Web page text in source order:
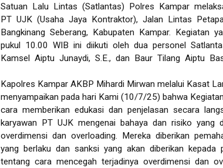
Satuan Lalu Lintas (Satlantas) Polres Kampar
PT UJK (Usaha Jaya Kontraktor), Jalan Lintas
Bangkinang Seberang, Kabupaten Kampar. Kegiatan
pukul 10.00 WIB ini diikuti oleh dua personel
Kamsel Aiptu Junaydi, S.E., dan Baur Tilang Aiptu
Kapolres Kampar AKBP Mihardi Mirwan melalui Kasat
menyampaikan pada hari Kami (10/7/25) bahwa
cara memberikan edukasi dan penjelasan secara
karyawan PT UJK mengenai bahaya dan risiko yang
overdimensi dan overloading. Mereka diberikan
yang berlaku dan sanksi yang akan diberikan kepada
tentang cara mencegah terjadinya overdimensi dan